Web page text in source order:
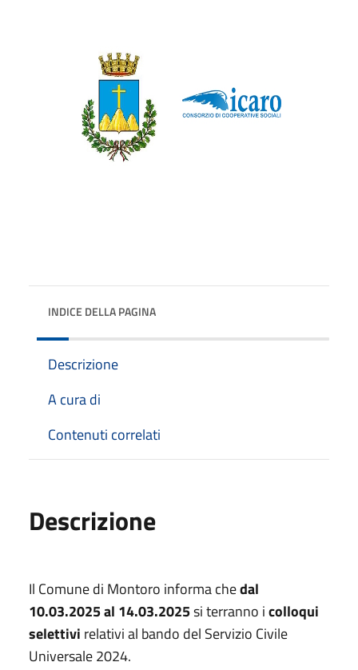
INDICE DELLA PAGINA
Descrizione
A cura di
Contenuti correlati
Descrizione
Il Comune di Montoro informa chedal
10.03.2025 al 14.03.2025si terranno icolloqui
selettivi relativi al bando del Servizio Civile
Universale 2024.